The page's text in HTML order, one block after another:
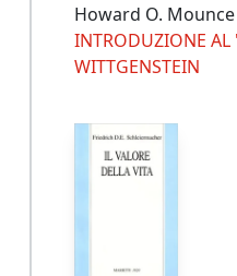
Howard O. Mounce
INTRODUZIONE AL
WITTGENSTEIN